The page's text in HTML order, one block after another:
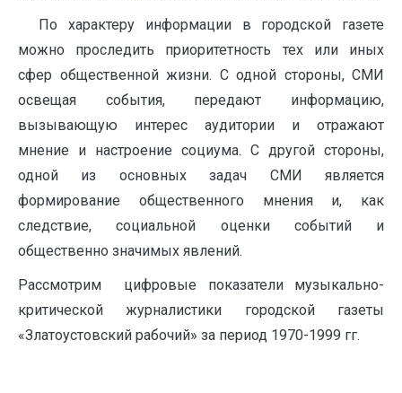
По характеру информации в городской газете
можно проследить приоритетность тех или иных
сфер общественной жизни. С одной стороны, СМИ
освещая события, передают информацию,
вызывающую интерес аудитории и отражают
мнение и настроение социума. С другой стороны,
одной из основных задач СМИ является
формирование общественного мнения и, как
следствие, социальной оценки событий и
общественно значимых явлений.
Рассмотрим цифровые показатели музыкально-
критической журналистики городской газеты
«Златоустовский рабочий» за период 1970-1999 гг.